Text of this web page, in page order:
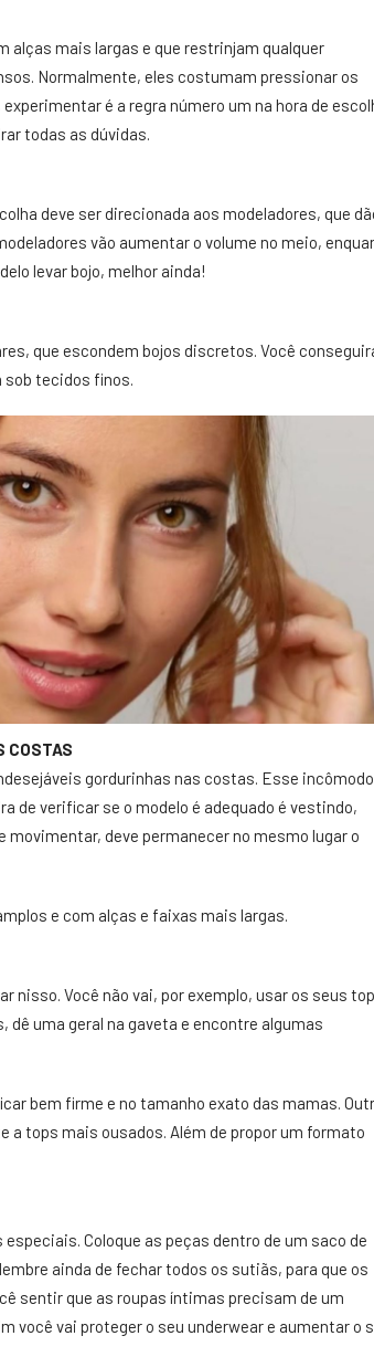
alças mais largas e que restrinjam qualquer
Normalmente, eles costumam pressionar os
é a regra número um na hora de
todas as dúvidas.
deve ser direcionada aos modeladores, que
vão aumentar o volume no meio,
levar bojo, melhor ainda!
que escondem bojos discretos. Você
tecidos finos.
COSTAS
gordurinhas nas costas. Esse incômodo
de verificar se o modelo é adequado é vestindo,
movimentar, deve permanecer no mesmo lugar o
e com alças e faixas mais largas.
nisso. Você não vai, por exemplo, usar os seus
uma geral na gaveta e encontre algumas
bem firme e no tamanho exato das mamas.
a tops mais ousados. Além de propor um formato
Coloque as peças dentro de um saco de
ainda de fechar todos os sutiãs, para que os
sentir que as roupas íntimas precisam de um
você vai proteger o seu underwear e aumentar o